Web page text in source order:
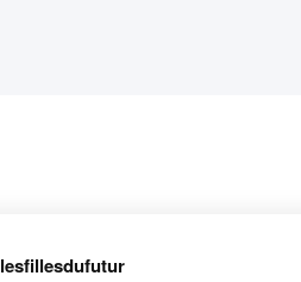
lesfillesdufutur